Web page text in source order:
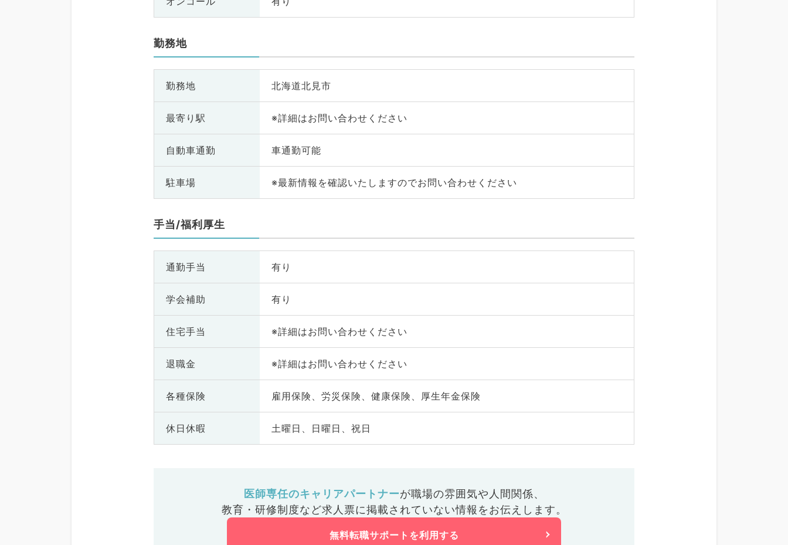
勤務地
勤務地 北海道北見市
最寄り駅 ※詳細はお問い合わせください
自動車通勤 車通勤可能
駐車場 ※最新情報を確認いたしますのでお問い合わせください
手当/福利厚生
通勤手当 有り
学会補助 有り
住宅手当 ※詳細はお問い合わせください
退職金 ※詳細はお問い合わせください
各種保険 雇用保険、労災保険、健康保険、厚生年金保険
休日休暇 土曜日、日曜日、祝日
医師専任のキャリアパートナーが職場の雰囲気や人間関係、
教育・研修制度など求人票に掲載されていない情報をお伝えします。
無料転職サポートを利用する